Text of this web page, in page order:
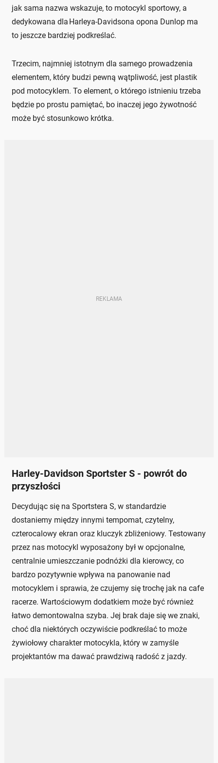
jak sama nazwa wskazuje, to motocykl sportowy, a
dedykowana dla Harleya-Davidsona opona Dunlop ma
to jeszcze bardziej podkreślać.
Trzecim, najmniej istotnym dla samego prowadzenia
elementem, który budzi pewną wątpliwość, jest plastik
pod motocyklem. To element, o którego istnieniu trzeba
będzie po prostu pamiętać, bo inaczej jego żywotność
może być stosunkowo krótka.
Harley-Davidson Sportster S - powrót do
przyszłości
Decydując się na Sportstera S, w standardzie
dostaniemy między innymi tempomat, czytelny,
czterocalowy ekran oraz kluczyk zbliżeniowy. Testowany
przez nas motocykl wyposażony był w opcjonalne,
centralnie umieszczanie podnóżki dla kierowcy, co
bardzo pozytywnie wpływa na panowanie nad
motocyklem i sprawia, że czujemy się trochę jak na cafe
racerze. Wartościowym dodatkiem może być również
łatwo demontowalna szyba. Jej brak daje się we znaki,
choć dla niektórych oczywiście podkreślać to może
żywiołowy charakter motocykla, który w zamyśle
projektantów ma dawać prawdziwą radość z jazdy.